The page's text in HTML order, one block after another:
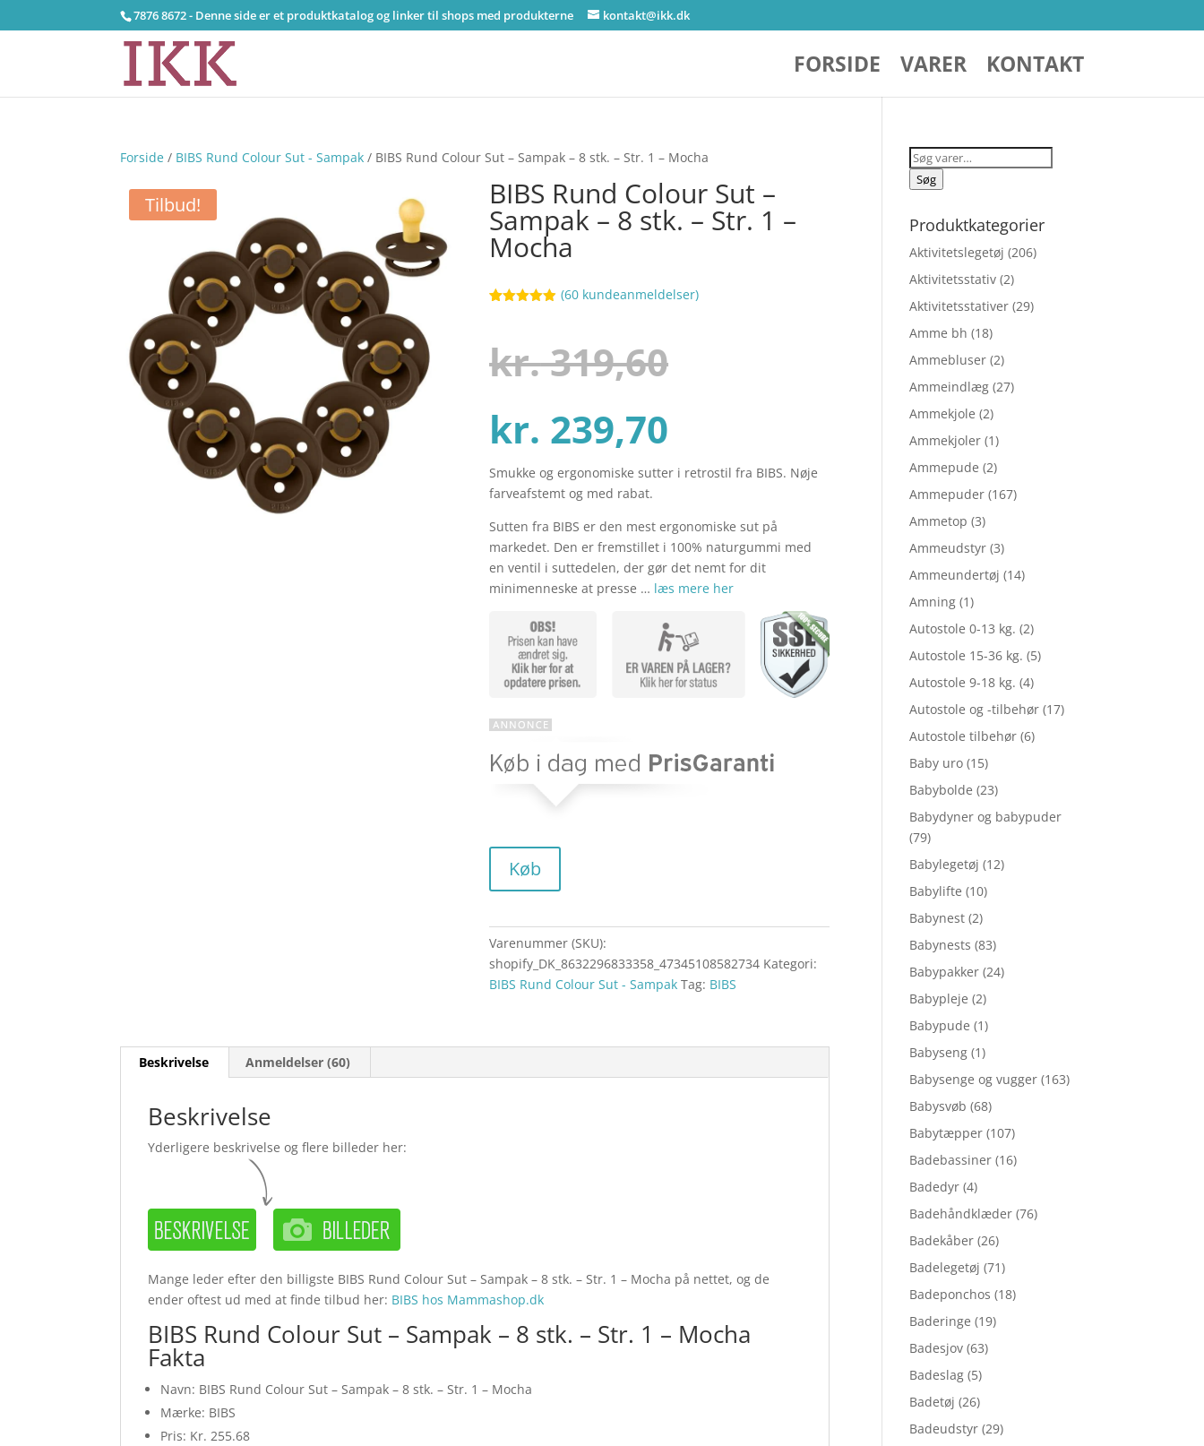
7876 8672 - Denne side er et produktkatalog og linker til shops med produkterne kontakt@ikk.dk
FORSIDE VARER KONTAKT
Forside / BIBS Rund Colour Sut - Sampak / BIBS Rund Colour Sut – Sampak – 8 stk. – Str. 1 – Mocha
Tilbud! BIBS Rund Colour Sut –
Sampak – 8 stk. – Str. 1 –
Mocha
baseret på
kundebedøm
melser
(60kundeanmeldelser)
kr.319,60
pris
var:
kr. 319,60.
kr. 239,70
aktuelle
pris
er:
kr. 239,70.
Smukke og ergonomiske sutter i retrostil fra BIBS. Nøje
farveafstemt og med rabat.
Sutten fra BIBS er den mest ergonomiske sut på
markedet. Den er fremstillet i 100% naturgummi med
en ventil i suttedelen, der gør det nemt for dit
minimenneske at presse … læs mere her
Køb
Varenummer (SKU):
shopify_DK_8632296833358_47345108582734 Kategori:
BIBS Rund Colour Sut - Sampak Tag: BIBS
Beskrivelse Anmeldelser (60)
Beskrivelse
Yderligere beskrivelse og flere billeder her:
Mange leder efter den billigste BIBS Rund Colour Sut – Sampak – 8 stk. – Str. 1 – Mocha på nettet, og de
ender oftest ud med at finde tilbud her: BIBS hos Mammashop.dk
BIBS Rund Colour Sut – Sampak – 8 stk. – Str. 1 – Mocha
Fakta
Navn: BIBS Rund Colour Sut – Sampak – 8 stk. – Str. 1 – Mocha
Mærke: BIBS
Pris: Kr. 255.68
Søg
efter:
Søg
Produktkategorier
Aktivitetslegetøj (206)
Aktivitetsstativ (2)
Aktivitetsstativer (29)
Amme bh (18)
Ammebluser (2)
Ammeindlæg (27)
Ammekjole (2)
Ammekjoler (1)
Ammepude (2)
Ammepuder (167)
Ammetop (3)
Ammeudstyr (3)
Ammeundertøj (14)
Amning (1)
Autostole 0-13 kg. (2)
Autostole 15-36 kg. (5)
Autostole 9-18 kg. (4)
Autostole og -tilbehør (17)
Autostole tilbehør (6)
Baby uro (15)
Babybolde (23)
Babydyner og babypuder
(79)
Babylegetøj (12)
Babylifte (10)
Babynest (2)
Babynests (83)
Babypakker (24)
Babypleje (2)
Babypude (1)
Babyseng (1)
Babysenge og vugger (163)
Babysvøb (68)
Babytæpper (107)
Badebassiner (16)
Badedyr (4)
Badehåndklæder (76)
Badekåber (26)
Badelegetøj (71)
Badeponchos (18)
Baderinge (19)
Badesjov (63)
Badeslag (5)
Badetøj (26)
Badeudstyr (29)